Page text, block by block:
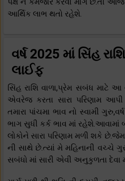
આર્થિક લાભ થતો રહેશે.
વર્ષ 2025 માં સિંહ
લાઈફ
સિંહ રાશિ વાળા,પ્રેમ સબંધ માટે
એવરેજ કરતા સારા પરિણામ
તમારા પાંચમા ભાવ નો સ્વામી
ભાગ સુધી કર્ક ભાવ માં
લોકોને સારા પરિણામ મળી શકે
ની સાથે છે.ત્યાં મે મહિનાની વચ્ચે
સબંધો માં સારી એવી અનુકુળતા દેવા